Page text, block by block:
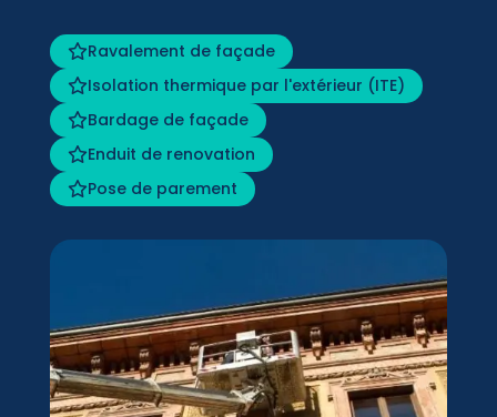
Ravalement de façade
Isolation thermique par l'extérieur (ITE)
Bardage de façade
Enduit de renovation
Pose de parement